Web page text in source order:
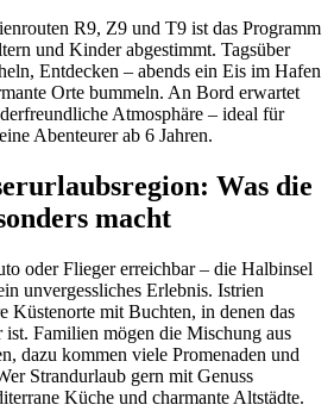
R9, Z9 und T9 ist das Programm
und Kinder abgestimmt. Tagsüber
Entdecken – abends ein Eis im Hafen
Orte bummeln. An Bord erwartet
Atmosphäre – ideal für
Abenteurer ab 6 Jahren.
Was die
macht
oder Flieger erreichbar – die Halbinsel
unvergessliches Erlebnis. Istrien
Küstenorte mit Buchten, in denen das
ist. Familien mögen die Mischung aus
dazu kommen viele Promenaden und
Strandurlaub gern mit Genuss
Küche und charmante Altstädte.